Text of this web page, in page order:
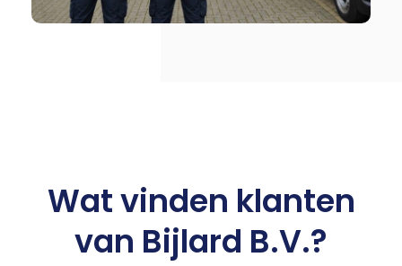
Wat vinden klanten
van Bijlard B.V.?